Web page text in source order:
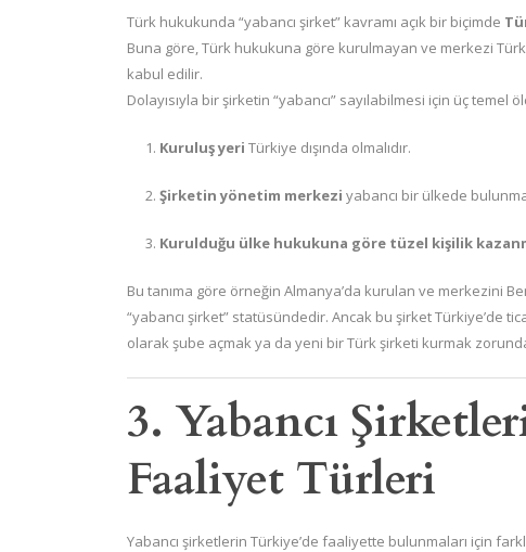
Türk hukukunda “yabancı şirket” kavramı açık bir biçimde
Buna göre, Türk hukukuna göre kurulmayan ve merkezi
kabul edilir.
Dolayısıyla bir şirketin “yabancı” sayılabilmesi için üç temel
Kuruluş yeri Türkiye dışında olmalıdır.
Şirketin yönetim merkezi yabancı bir ülkede
Kurulduğu ülke hukukuna göre tüzel kişilik
Bu tanıma göre örneğin Almanya’da kurulan ve merkezini
“yabancı şirket” statüsündedir. Ancak bu şirket Türkiye’de
olarak şube açmak ya da yeni bir Türk şirketi kurmak
3. Yabancı
Faaliyet Türleri
Yabancı şirketlerin Türkiye’de faaliyette bulunmaları için